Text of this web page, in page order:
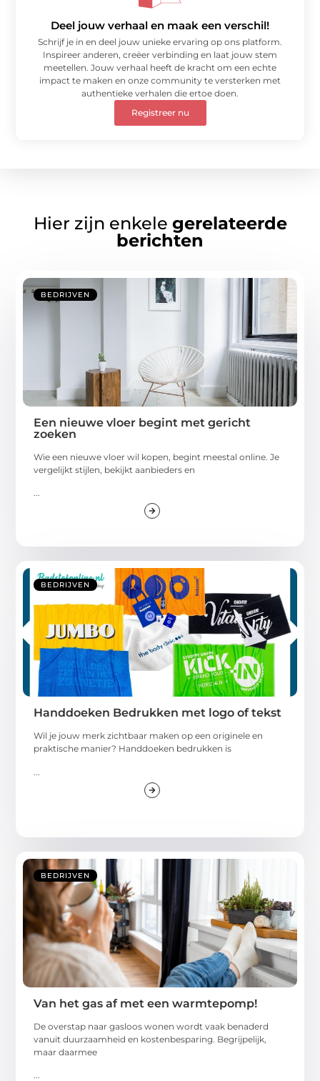
Deel jouw verhaal en maak een verschil!
Schrijf je in en deel jouw unieke ervaring op ons platform.
Inspireer anderen, creëer verbinding en laat jouw stem
meetellen. Jouw verhaal heeft de kracht om een echte
impact te maken en onze community te versterken met
authentieke verhalen die ertoe doen.
Registreer nu
Hier zijn enkele gerelateerde
berichten
BEDRIJVEN
Een nieuwe vloer begint met gericht
zoeken
Wie een nieuwe vloer wil kopen, begint meestal online. Je
vergelijkt stijlen, bekijkt aanbieders en
...
BEDRIJVEN
Handdoeken Bedrukken met logo of tekst
Wil je jouw merk zichtbaar maken op een originele en
praktische manier? Handdoeken bedrukken is
BEDRIJVEN
Van het gas af met een warmtepomp!
De overstap naar gasloos wonen wordt vaak benaderd
vanuit duurzaamheid en kostenbesparing. Begrijpelijk,
maar daarmee
...